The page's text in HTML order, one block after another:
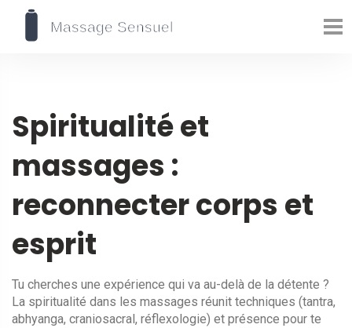
Spiritualité et
massages :
reconnecter corps et
esprit
Tu cherches une expérience qui va au-delà de la détente ?
La spiritualité dans les massages réunit techniques (tantra,
abhyanga, craniosacral, réflexologie) et présence pour te